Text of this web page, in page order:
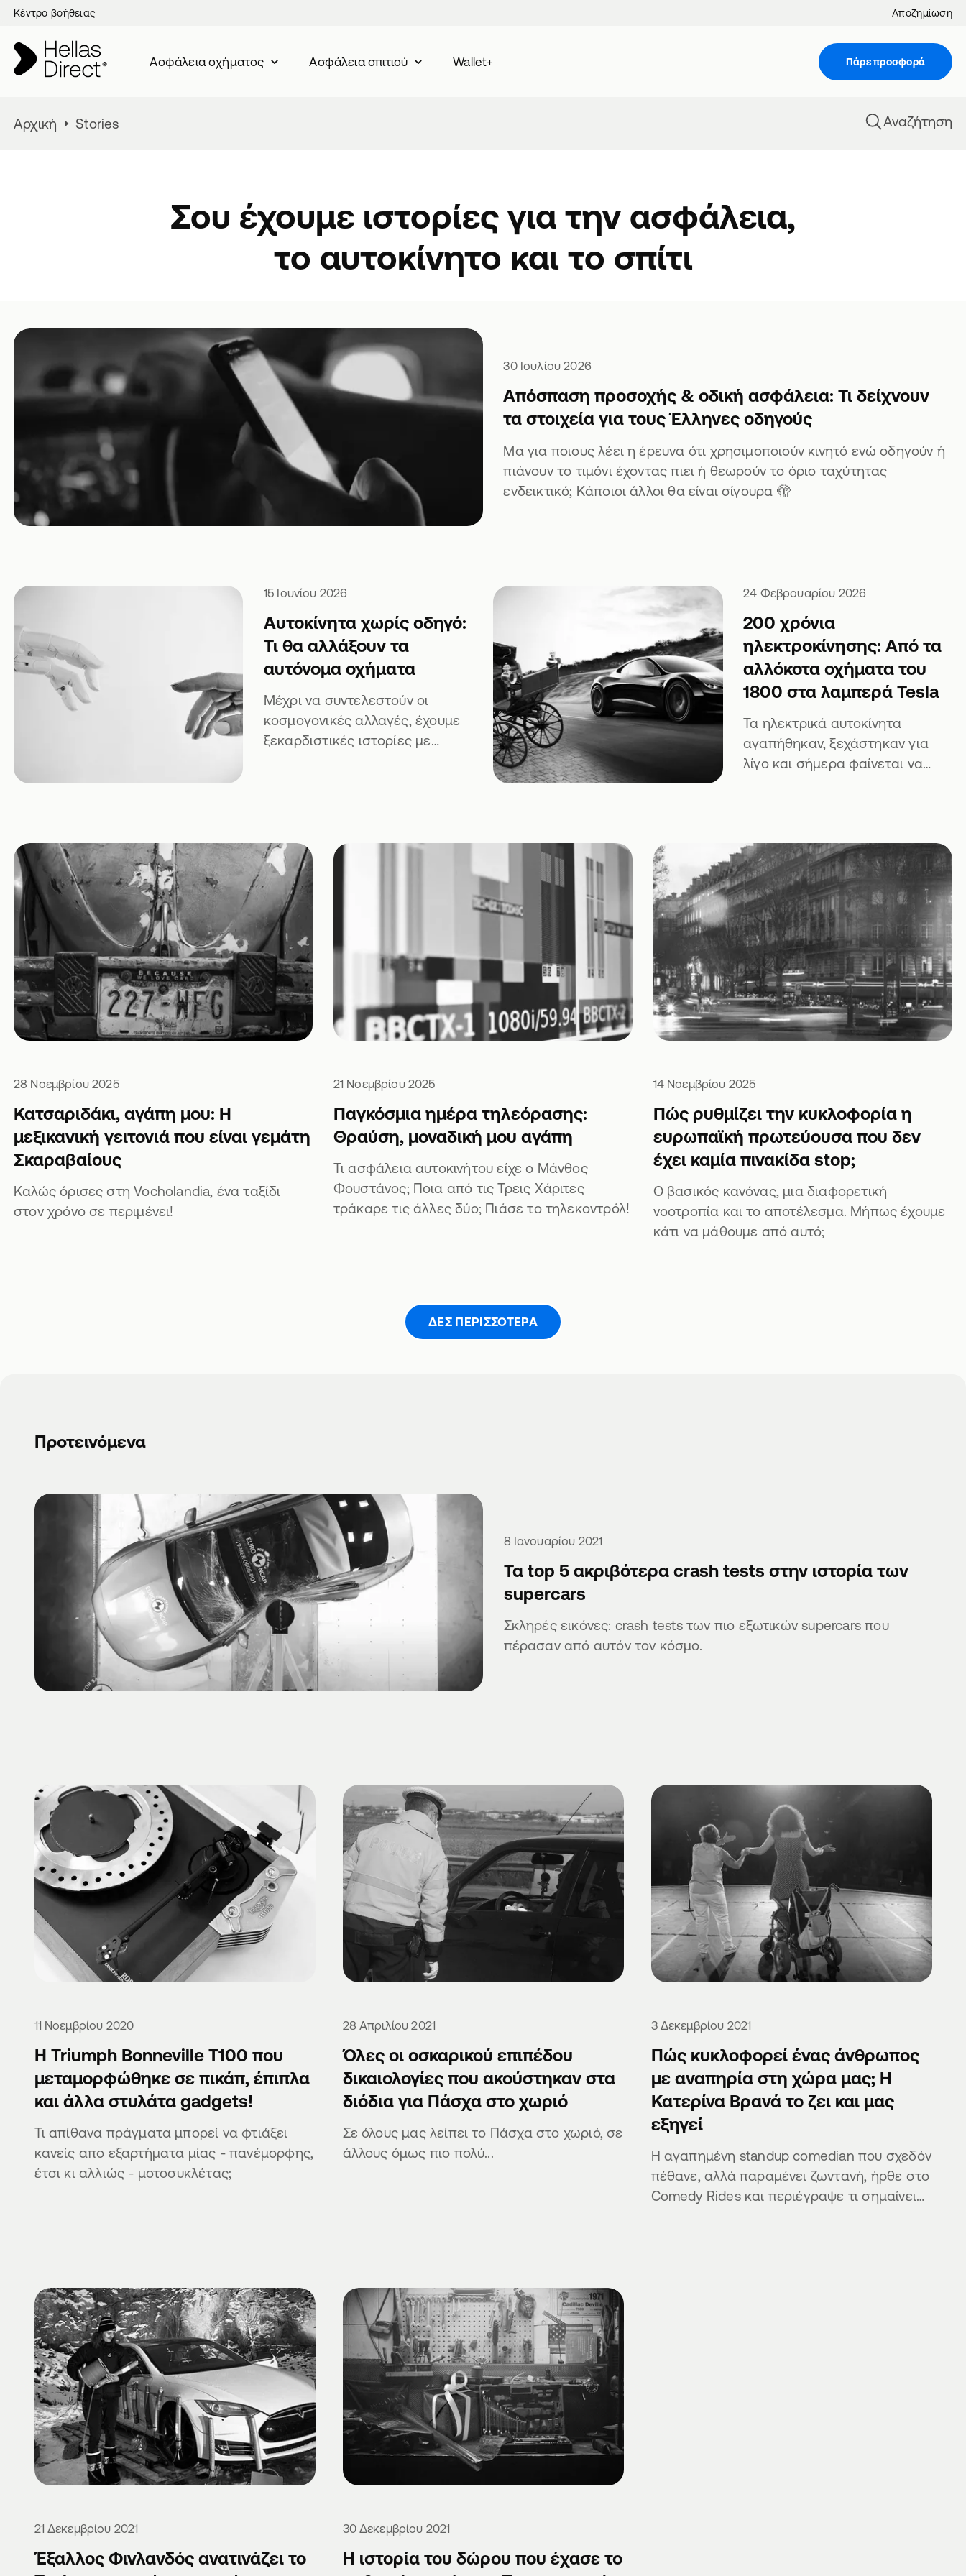
Κέντρο βοήθειας Αποζημίωση
Πάρε προσφορά
Ασφάλεια oχήματος Ασφάλεια σπιτιού Wallet+
Αρχική Stories Αναζήτηση
Σου έχουμε ιστορίες για την ασφάλεια,
το αυτοκίνητο και το σπίτι
30 Ιουλίου 2026
Απόσπαση προσοχής & οδική ασφάλεια: Τι δείχνουν
τα στοιχεία για τους Έλληνες οδηγούς
Μα για ποιους λέει η έρευνα ότι χρησιμοποιούν κινητό ενώ οδηγούν ή
πιάνουν το τιμόνι έχοντας πιει ή θεωρούν το όριο ταχύτητας
ενδεικτικό; Κάποιοι άλλοι θα είναι σίγουρα 🫣
15 Ιουνίου 2026
Αυτοκίνητα χωρίς οδηγό:
Τι θα αλλάξουν τα
αυτόνομα οχήματα
Μέχρι να συντελεστούν οι
κοσμογονικές αλλαγές, έχουμε
ξεκαρδιστικές ιστορίες με
24 Φεβρουαρίου 2026
200 χρόνια
ηλεκτροκίνησης: Από τα
αλλόκοτα οχήματα του
1800 στα λαμπερά Tesla
Τα ηλεκτρικά αυτοκίνητα
αγαπήθηκαν, ξεχάστηκαν για
λίγο και σήμερα φαίνεται να
28 Νοεμβρίου 2025
Κατσαριδάκι, αγάπη μου: Η
μεξικανική γειτονιά που είναι γεμάτη
Σκαραβαίους
Καλώς όρισες στη Vocholandia, ένα ταξίδι
στον χρόνο σε περιμένει!
21 Νοεμβρίου 2025
Παγκόσμια ημέρα τηλεόρασης:
Θραύση, μοναδική μου αγάπη
Τι ασφάλεια αυτοκινήτου είχε ο Μάνθος
Φουστάνος; Ποια από τις Τρεις Χάριτες
τράκαρε τις άλλες δύο; Πιάσε το τηλεκοντρόλ!
14 Νοεμβρίου 2025
Πώς ρυθμίζει την κυκλοφορία η
ευρωπαϊκή πρωτεύουσα που δεν
έχει καμία πινακίδα stop;
Ο βασικός κανόνας, μια διαφορετική
νοοτροπία και το αποτέλεσμα. Μήπως έχουμε
κάτι να μάθουμε από αυτό;
ΔΕΣ ΠΕΡΙΣΣΌΤΕΡΑ
Προτεινόμενα
8 Ιανουαρίου 2021
Τα top 5 ακριβότερα crash tests στην ιστορία των
supercars
Σκληρές εικόνες: crash tests των πιο εξωτικών supercars που
πέρασαν από αυτόν τον κόσμο.
11 Νοεμβρίου 2020
Η Triumph Bonneville T100 που
μεταμορφώθηκε σε πικάπ, έπιπλα
και άλλα στυλάτα gadgets!
Τι απίθανα πράγματα μπορεί να φτιάξει
κανείς απο εξαρτήματα μίας - πανέμορφης,
έτσι κι αλλιώς - μοτοσυκλέτας;
28 Απριλίου 2021
Όλες οι οσκαρικού επιπέδου
δικαιολογίες που ακούστηκαν στα
διόδια για Πάσχα στο χωριό
Σε όλους μας λείπει το Πάσχα στο χωριό, σε
άλλους όμως πιο πολύ...
3 Δεκεμβρίου 2021
Πώς κυκλοφορεί ένας άνθρωπος
με αναπηρία στη χώρα μας; Η
Κατερίνα Βρανά το ζει και μας
εξηγεί
Η αγαπημένη standup comedian που σχεδόν
πέθανε, αλλά παραμένει ζωντανή, ήρθε στο
Comedy Rides και περιέγραψε τι σημαίνει
21 Δεκεμβρίου 2021
Έξαλλος Φινλανδός ανατινάζει το
30 Δεκεμβρίου 2021
Η ιστορία του δώρου που έχασε το